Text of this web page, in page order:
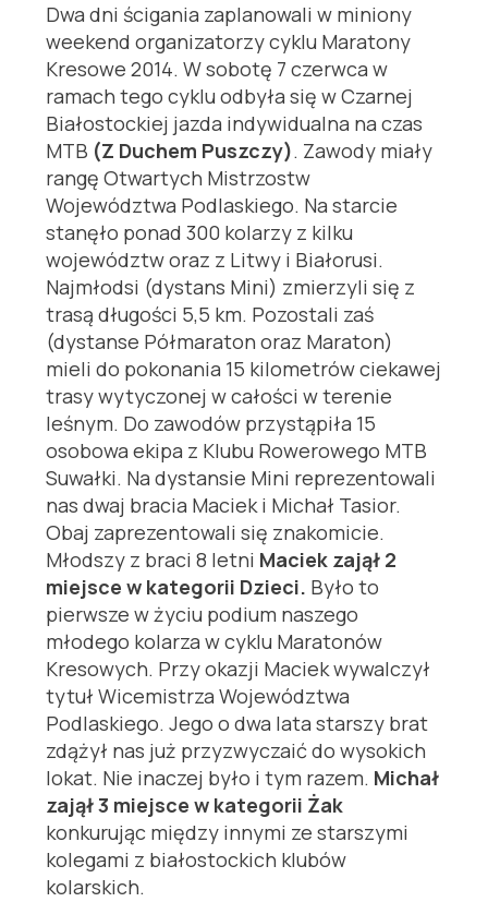
Dwa dni ścigania zaplanowali w miniony
weekend organizatorzy cyklu Maratony
Kresowe 2014. W sobotę 7 czerwca w
ramach tego cyklu odbyła się w Czarnej
Białostockiej jazda indywidualna na czas
MTB (Z Duchem Puszczy). Zawody miały
rangę Otwartych Mistrzostw
Województwa Podlaskiego. Na starcie
stanęło ponad 300 kolarzy z kilku
województw oraz z Litwy i Białorusi.
Najmłodsi (dystans Mini) zmierzyli się z
trasą długości 5,5 km. Pozostali zaś
(dystanse Półmaraton oraz Maraton)
mieli do pokonania 15 kilometrów ciekawej
trasy wytyczonej w całości w terenie
leśnym. Do zawodów przystąpiła 15
osobowa ekipa z Klubu Rowerowego MTB
Suwałki. Na dystansie Mini reprezentowali
nas dwaj bracia Maciek i Michał Tasior.
Obaj zaprezentowali się znakomicie.
Młodszy z braci 8 letni Maciek zajął 2
miejsce w kategorii Dzieci. Było to
pierwsze w życiu podium naszego
młodego kolarza w cyklu Maratonów
Kresowych. Przy okazji Maciek wywalczył
tytuł Wicemistrza Województwa
Podlaskiego. Jego o dwa lata starszy brat
zdążył nas już przyzwyczaić do wysokich
lokat. Nie inaczej było i tym razem. Michał
zajął 3 miejsce w kategorii Żak
konkurując między innymi ze starszymi
kolegami z białostockich klubów
kolarskich.